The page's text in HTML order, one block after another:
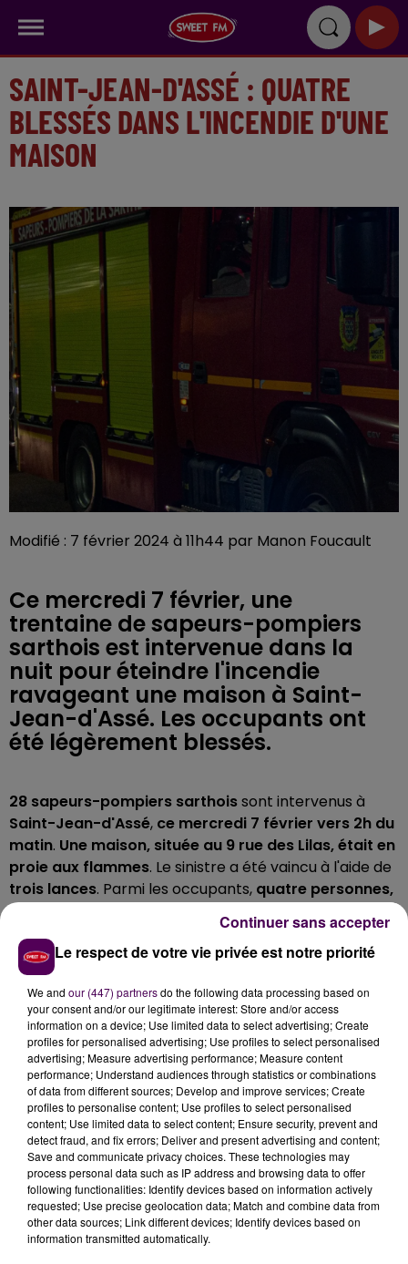
SAINT-JEAN-D'ASSÉ : QUATRE
BLESSÉS DANS L'INCENDIE D'UNE
MAISON
Modifié : 7 février 2024 à 11h44 par Manon Foucault
Ce mercredi 7 février, une
trentaine de sapeurs-pompiers
sarthois est intervenue dans la
nuit pour éteindre l'incendie
ravageant une maison à Saint-
Jean-d'Assé. Les occupants ont
été légèrement blessés.
28 sapeurs-pompiers sarthoissont intervenus à
Saint-Jean-d'Assé, ce mercredi 7 février vers 2h du
matin. Une maison, située au 9 rue des Lilas, était en
proie aux flammes. Le sinistre a été vaincu à l'aide de
trois lances. Parmi les occupants, quatre personnes,
blessées légèrement
SIX CENTRES DE SECOURS MOBILISÉS
Les soldats du feu sont arrivés des centres d'incendie
et de secours de Ballon, de Beaumont-sur-Sarthe, de
Conlie, du Mans-Degré, de Sainte-Jamme-sur-Sarthe
et de Tennie, à bord desept engins d'intervention.
Le respect de votre vie privée est notre priorité
We and our (447) partnersdo the following data processing based on
your consent and/or our legitimate interest: Store and/or access
information on a device; Use limited data to select advertising; Create
profiles for personalised advertising; Use profiles to select personalised
advertising; Measure advertising performance; Measure content
performance; Understand audiences through statistics or combinations
of data from different sources; Develop and improve services; Create
profiles to personalise content; Use profiles to select personalised
content; Use limited data to select content; Ensure security, prevent and
detect fraud, and fix errors; Deliver and present advertising and content;
Save and communicate privacy choices. These technologies may
process personal data such as IP address and browsing data to offer
following functionalities: Identify devices based on information actively
requested; Use precise geolocation data; Match and combine data from
other data sources; Link different devices; Identify devices based on
information transmitted automatically.
Continuer sans accepter